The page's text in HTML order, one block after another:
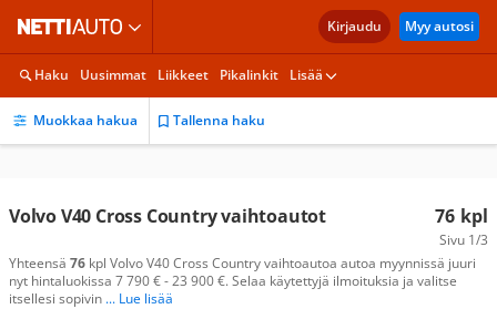
Kirjaudu Myy autosi
Haku Uusimmat Liikkeet Pikalinkit Lisää
Muokkaa hakua Tallenna haku
76 kpl
Sivu 1/3
Volvo V40 Cross Country vaihtoautot
Yhteensä 76 kpl Volvo V40 Cross Country vaihtoautoa autoa myynnissä juuri
nyt hintaluokissa 7 790 € - 23 900 €. Selaa käytettyjä ilmoituksia ja valitse
itsellesi sopivin ... Lue lisää